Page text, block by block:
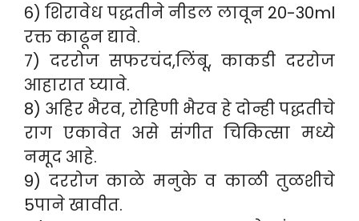
6) शिरावेध पद्धतीने नीडल लावून 20-30ml
रक्त काढून द्यावे.
7) दररोज सफरचंद,लिंबू, काकडी दररोज
आहारात घ्यावे.
8) अहिर भैरव, रोहिणी भैरव हे दोन्ही पद्धतीचे
राग एकावेत असे संगीत चिकित्सा मध्ये
नमूद आहे.
9) दररोज काळे मनुके व काळी तुळशीचे
5पाने खावीत.